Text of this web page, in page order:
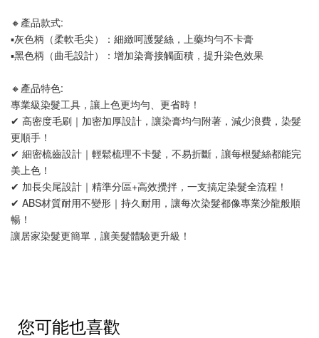
🔸產品款式:
▪️灰色柄（柔軟毛尖）：細緻呵護髮絲，上藥均勻不卡膏
▪️黑色柄（曲毛設計）：增加染膏接觸面積，提升染色效果
🔸產品特色:
專業級染髮工具，讓上色更均勻、更省時！
✔ 高密度毛刷｜加密加厚設計，讓染膏均勻附著，減少浪費，染髮
更順手！
✔ 細密梳齒設計｜輕鬆梳理不卡髮，不易折斷，讓每根髮絲都能完
美上色！
✔ 加長尖尾設計｜精準分區+高效攪拌，一支搞定染髮全流程！
✔ ABS材質耐用不變形｜持久耐用，讓每次染髮都像專業沙龍般順
暢！
讓居家染髮更簡單，讓美髮體驗更升級！
您可能也喜歡